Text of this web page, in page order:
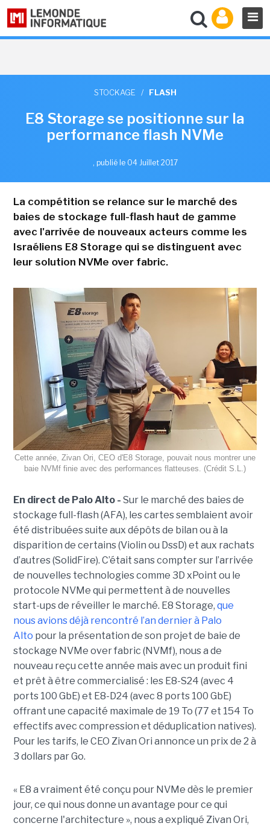
STOCKAGE / FLASH
E8 Storage se positionne sur la
performance flash NVMe
, publié le 04 Juillet 2017
La compétition se relance sur le marché des
baies de stockage full-flash haut de gamme
avec l'arrivée de nouveaux acteurs comme les
Israéliens E8 Storage qui se distinguent avec
leur solution NVMe over fabric.
Cette année, Zivan Ori, CEO d'E8 Storage, pouvait nous montrer une
baie NVMf finie avec des performances flatteuses. (Crédit S.L.)
En direct de Palo Alto - Sur le marché des baies de
stockage full-flash (AFA), les cartes semblaient avoir
été distribuées suite aux dépôts de bilan ou à la
disparition de certains (Violin ou DssD) et aux rachats
d’autres (SolidFire). C’était sans compter sur l’arrivée
de nouvelles technologies comme 3D xPoint ou le
protocole NVMe qui permettent à de nouvelles
start-ups de réveiller le marché. E8 Storage, que
nous avions déjà rencontré l’an dernier à Palo
Alto pour la présentation de son projet de baie de
stockage NVMe over fabric (NVMf), nous a de
nouveau reçu cette année mais avec un produit fini
et prêt à être commercialisé : les E8-S24 (avec 4
ports 100 GbE) et E8-D24 (avec 8 ports 100 GbE)
offrant une capacité maximale de 19 To (77 et 154 To
effectifs avec compression et déduplication natives).
Pour les tarifs, le CEO Zivan Ori annonce un prix de 2 à
3 dollars par Go.
« E8 a vraiment été conçu pour NVMe dès le premier
jour, ce qui nous donne un avantage pour ce qui
concerne l'architecture », nous a expliqué Zivan Ori,